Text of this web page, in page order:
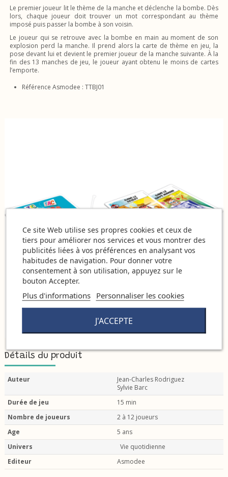
Le premier joueur lit le thème de la manche et déclenche la bombe. Dès
lors, chaque joueur doit trouver un mot correspondant au thème
imposé puis passer la bombe à son voisin.
Le joueur qui se retrouve avec la bombe en main au moment de son
explosion perd la manche. Il prend alors la carte de thème en jeu, la
pose devant lui et devient le premier joueur de la manche suivante. À la
fin des 13 manches de jeu, le joueur ayant obtenu le moins de cartes
l’emporte.
Référence Asmodee : TTBJ01
Détails du produit
Auteur
Jean-Charles Rodriguez
Sylvie Barc
Durée de jeu
15 min
Nombre de joueurs
2 à 12 joueurs
Age
5 ans
Univers
Vie quotidienne
Editeur
Asmodee
Ce site Web utilise ses propres cookies et ceux de
tiers pour améliorer nos services et vous montrer des
publicités liées à vos préférences en analysant vos
habitudes de navigation. Pour donner votre
consentement à son utilisation, appuyez sur le
bouton Accepter.
Plus d'informations Personnaliser les cookies
J'ACCEPTE